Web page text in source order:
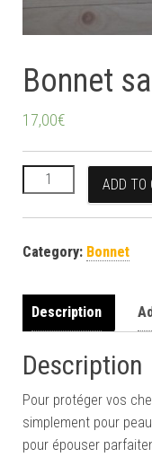
Bonnet
17,00€
Bonnet sable et
ADD TO
Category: Bonnet
Description
Description
Pour protéger vos
simplement pour
pour épouser